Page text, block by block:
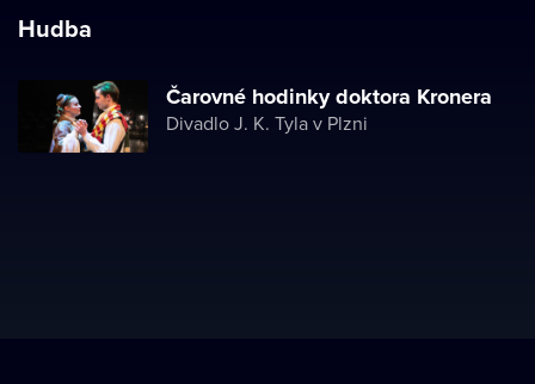
Hudba
Čarovné hodinky doktora Kronera
Divadlo J. K. Tyla v Plzni